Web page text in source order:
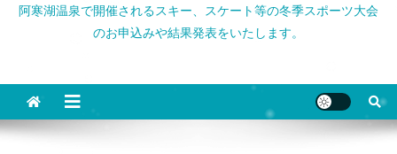
阿寒湖温泉で開催されるスキー、スケート等の冬季スポーツ大会
のお申込みや結果発表をいたします。